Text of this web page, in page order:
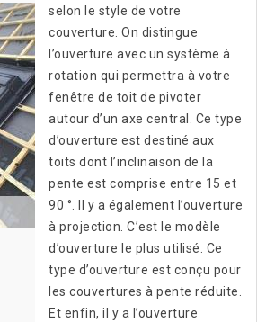
selon le style de votre
couverture. On distingue
l’ouverture avec un système à
rotation qui permettra à votre
fenêtre de toit de pivoter
autour d’un axe central. Ce type
d’ouverture est destiné aux
toits dont l’inclinaison de la
pente est comprise entre 15 et
90 °. Il y a également l’ouverture
à projection. C’est le modèle
d’ouverture le plus utilisé. Ce
type d’ouverture est conçu pour
les couvertures à pente réduite.
Et enfin, il y a l’ouverture